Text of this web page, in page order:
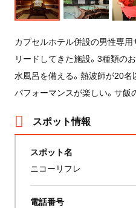
カプセルホテル併設の男性専用
リードしてきた施設。3種類の
水風呂を備える。熱波師が20名
パフォーマンスが楽しい。サ飯
スポット情報
スポット名
ニコーリフレ
電話番号